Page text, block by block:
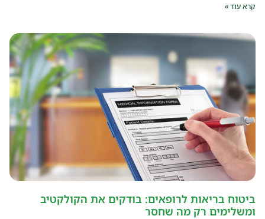
קרא עוד »
ביטוח בריאות לרופאים: בודקים את הקולקטיב
ומשלימים רק מה שחסר